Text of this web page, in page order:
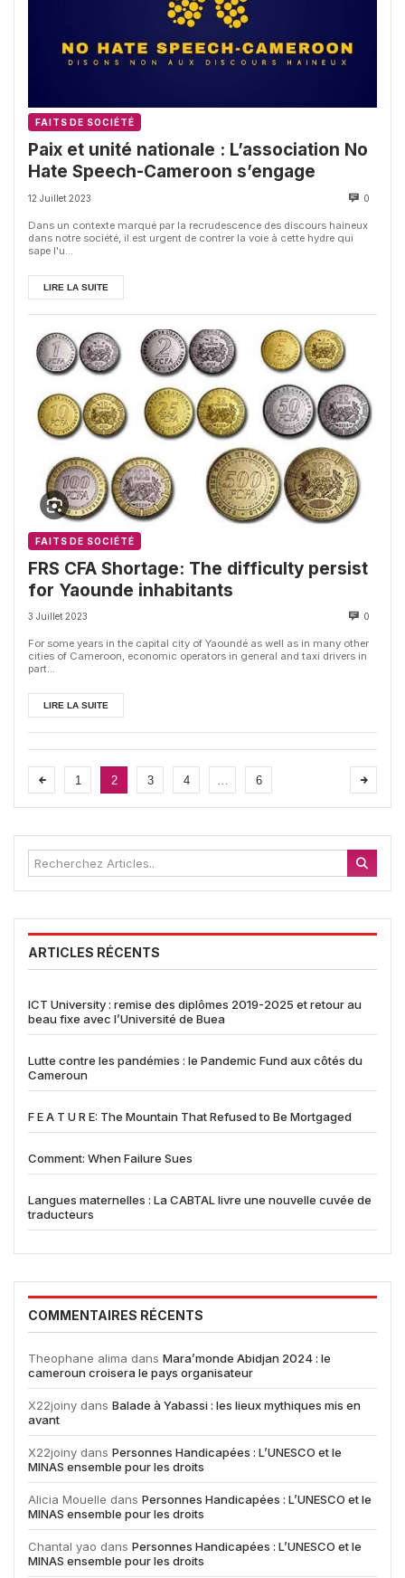
FAITS DE SOCIÉTÉ
Paix et unité nationale : L’association No
Hate Speech-Cameroon s’engage
12 Juillet 2023 0
Dans un contexte marqué par la recrudescence des discours haineux
dans notre société, il est urgent de contrer la voie à cette hydre qui
sape l'u...
LIRE LA SUITE
FAITS DE SOCIÉTÉ
FRS CFA Shortage: The difficulty persist
for Yaounde inhabitants
3 Juillet 2023 0
For some years in the capital city of Yaoundé as well as in many other
cities of Cameroon, economic operators in general and taxi drivers in
part...
LIRE LA SUITE
1 2 3 4 … 6
ARTICLES RÉCENTS
ICT University : remise des diplômes 2019-2025 et retour au
beau fixe avec l’Université de Buea
Lutte contre les pandémies : le Pandemic Fund aux côtés du
Cameroun
F E A T U R E: The Mountain That Refused to Be Mortgaged
Comment: When Failure Sues
Langues maternelles : La CABTAL livre une nouvelle cuvée de
traducteurs
COMMENTAIRES RÉCENTS
Theophane alima dans Mara’monde Abidjan 2024 : le
cameroun croisera le pays organisateur
X22joiny dans Balade à Yabassi : les lieux mythiques mis en
avant
X22joiny dans Personnes Handicapées : L’UNESCO et le
MINAS ensemble pour les droits
Alicia Mouelle dans Personnes Handicapées : L’UNESCO et le
MINAS ensemble pour les droits
Chantal yao dans Personnes Handicapées : L’UNESCO et le
MINAS ensemble pour les droits